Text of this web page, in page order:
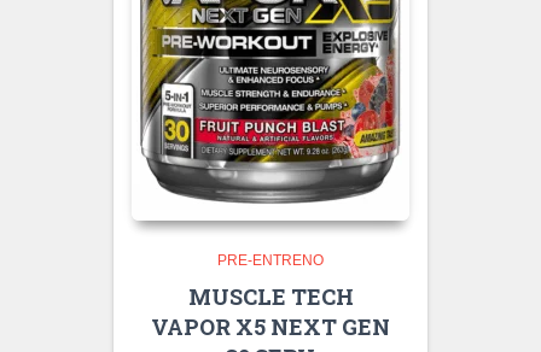
PRE-ENTRENO
MUSCLE TECH
VAPOR X5 NEXT GEN